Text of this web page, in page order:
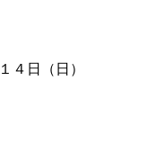
４日（日）